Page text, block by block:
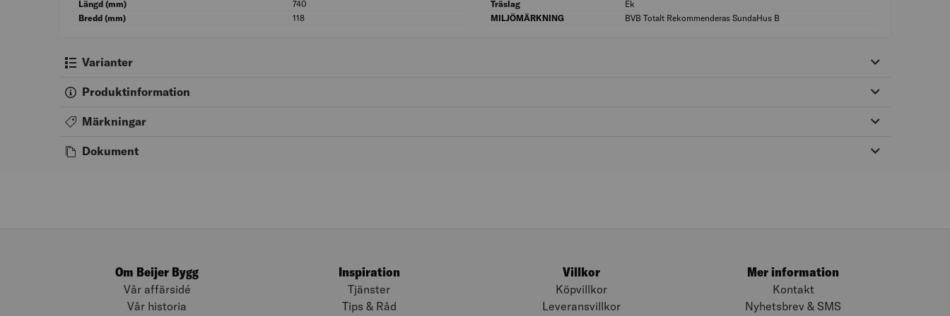
Längd (mm)
740
Längd (mm): 740
Bredd (mm)
118 Bredd (mm): 118
Träslag
Ek
MILJÖMÄRKNING
BVB Totalt Rekommenderas SundaHus B
Varianter
Produktinformation
Märkningar
Dokument
Om Beijer Bygg
Vår affärsidé
Vår historia
Inspiration
Tjänster
Tips & Råd
Villkor
Köpvillkor
Leveransvillkor
Mer information
Kontakt
Nyhetsbrev & SMS